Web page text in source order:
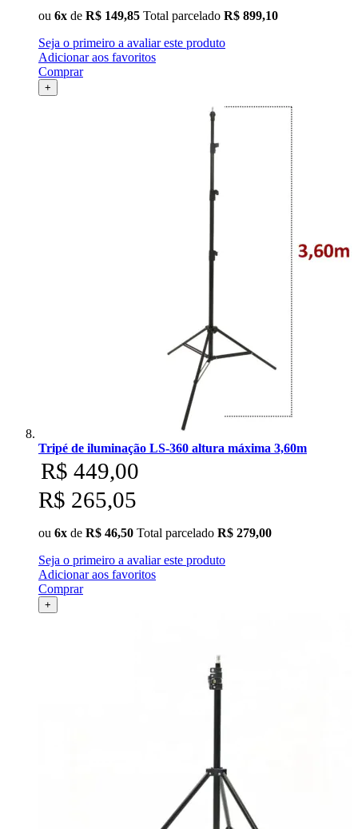
ou 6x de R$ 149,85 Total parcelado R$ 899,10
Seja o primeiro a avaliar este produto
Adicionar aos favoritos
Comprar
+
Tripé de iluminação LS-360 altura máxima 3,60m
R$ 449,00
R$ 265,05
ou 6x de R$ 46,50 Total parcelado R$ 279,00
Seja o primeiro a avaliar este produto
Adicionar aos favoritos
Comprar
+